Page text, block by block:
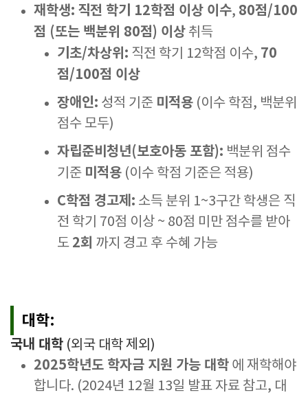
재학생: 직전 학기 12학점 이상 이수, 80점/100
점 (또는 백분위 80점) 이상 취득
기초/차상위: 직전 학기 12학점 이수, 70
점/100점 이상
장애인: 성적 기준 미적용 (이수 학점, 백분위
점수 모두)
자립준비청년(보호아동 포함): 백분위 점수
기준 미적용 (이수 학점 기준은 적용)
C학점 경고제: 소득 분위 1~3구간 학생은 직
전 학기 70점 이상 ~ 80점 미만 점수를 받아
도 2회 까지 경고 후 수혜 가능
대학:
국내 대학 (외국 대학 제외)
2025학년도 학자금 지원 가능 대학 에 재학해야
합니다. (2024년 12월 13일 발표 자료 참고, 대